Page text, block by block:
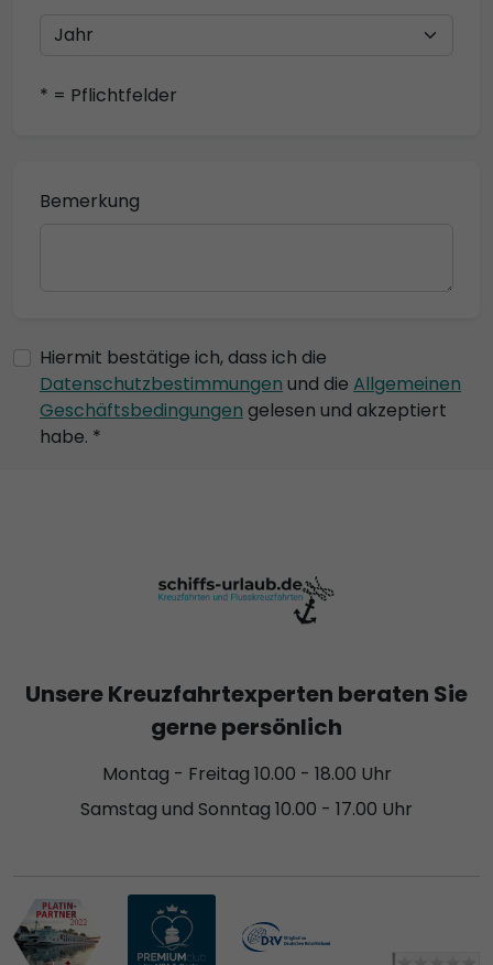
* = Pflichtfelder
Bemerkung
Hiermit bestätige ich, dass ich die
Datenschutzbestimmungen und die Allgemeinen
Geschäftsbedingungen gelesen und akzeptiert
habe. *
Unsere Kreuzfahrtexperten beraten Sie
gerne persönlich
Montag - Freitag 10.00 - 18.00 Uhr
Samstag und Sonntag 10.00 - 17.00 Uhr